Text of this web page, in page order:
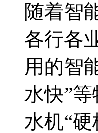
随着智
各行各
用的智
水快”
水机“